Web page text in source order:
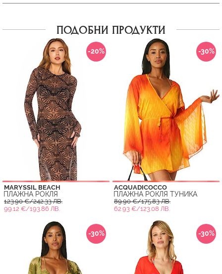
ПОДОБНИ ПРОДУКТИ
-20%
MARYSSIL BEACH
ПЛАЖНА РОКЛЯ
123.90 €/242.33 ЛВ.
99.12 €/193.86 ЛВ.
-30%
ACQUADICOCCO
ПЛАЖНА РОКЛЯ ТУНИКА
89.90 €/175.83 ЛВ.
62.93 €/123.08 ЛВ.
-30% -30%